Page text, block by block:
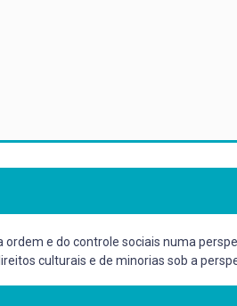
e do controle sociais numa
culturais e de minorias sob a